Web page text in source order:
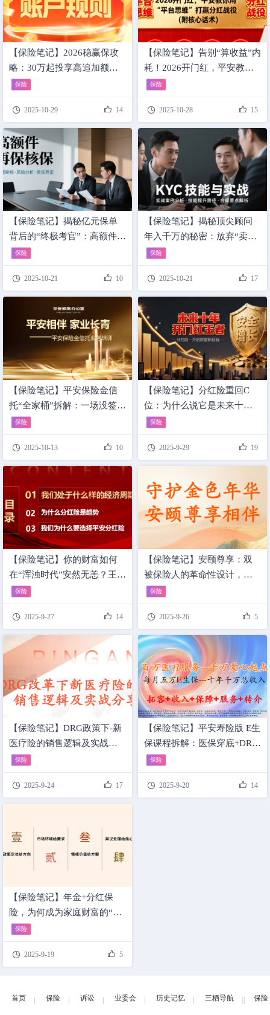
【保险笔记】2026稳赢保攻
略：30万起投享高追加额
度，老客85折、康养试住、
保险
 2025-10-29  14
【保险笔记】告别“算收益”内
耗！2026开门红，平安教你
用“平台思维”打赢分红战役
保险
 2025-10-28  15
【保险笔记】揭秘亿元保单
背后的“终极考官”：高额件再
保核保，到底在审什么？
保险
 2025-10-21  10
【保险笔记】揭秘顶尖顾问
年入千万的秘密：放弃“卖保
险”，开始做高客的“财富诊
能与实战》
保险
 2025-10-21  17
【保险笔记】平安保险金信
托“全家桶”拆解：一场没签单
算我输的普法课，只用100万
《3H2W遗嘱模板》
保险
 2025-10-13  10
【保险笔记】分红险重回C
位：为什么说它是未来十年
的“开门红王者”？
保险
 2025-9-29  19
【保险笔记】你的财富如何
在“浑浊时代”安然无恙？王强
揭秘分红险的底层逻辑
保险
 2025-9-27  14
【保险笔记】安颐尊享：双
被保险人的革命性设计，开
启年金销售新纪元
保险
 2025-9-26  5
【保险笔记】DRG政策下-新
医疗险的销售逻辑及实战分
享保险
 2025-9-24  17
【保险笔记】平安寿险版 E生
保课程拆解：医保穿底+DRG
控费 → 品质医疗缺口 → 商
保险
 2025-9-20  14
【保险笔记】年金+分红保
险，为何成为家庭财富的“压
舱石”？
保险
 2025-9-19  5
首页 保险 诉讼 业委会 历史记忆 三栖导航 保险